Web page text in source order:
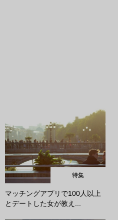
特集
マッチングアプリで100人以上
とデートした女が教え...